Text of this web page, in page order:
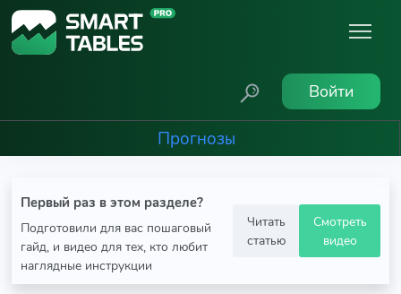
Войти
Прогнозы
Первый раз в этом разделе?
Подготовили для вас пошаговый
гайд, и видео для тех, кто любит
наглядные инструкции
Читать
статью
Смотреть
видео